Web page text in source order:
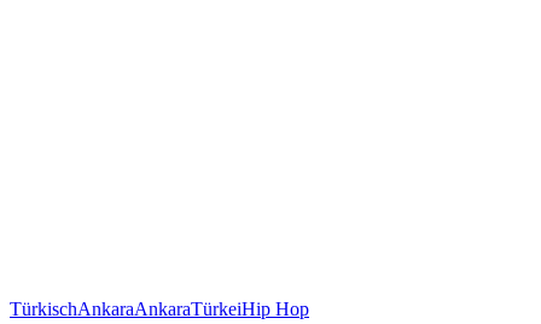
TürkischAnkaraAnkaraTürkeiHip Hop